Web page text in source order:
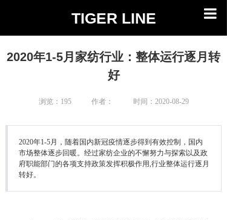
TIGER LINE
2020年1-5月家纺行业：整体运行逐月转
好
浏览： 195 作者： 时间：2020-08-29
2020年1-5月，随着国内新冠疫情逐步得到有效控制，国内
市场整体逐步回暖。经过家纺企业的不懈努力与探索以及政
府职能部门的各项支持政策发挥积极作用,行业整体运行逐月
转好。